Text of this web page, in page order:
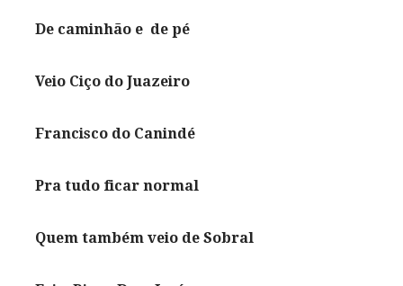
De caminhão e de pé
Veio Ciço do Juazeiro
Francisco do Canindé
Pra tudo ficar normal
Quem também veio de Sobral